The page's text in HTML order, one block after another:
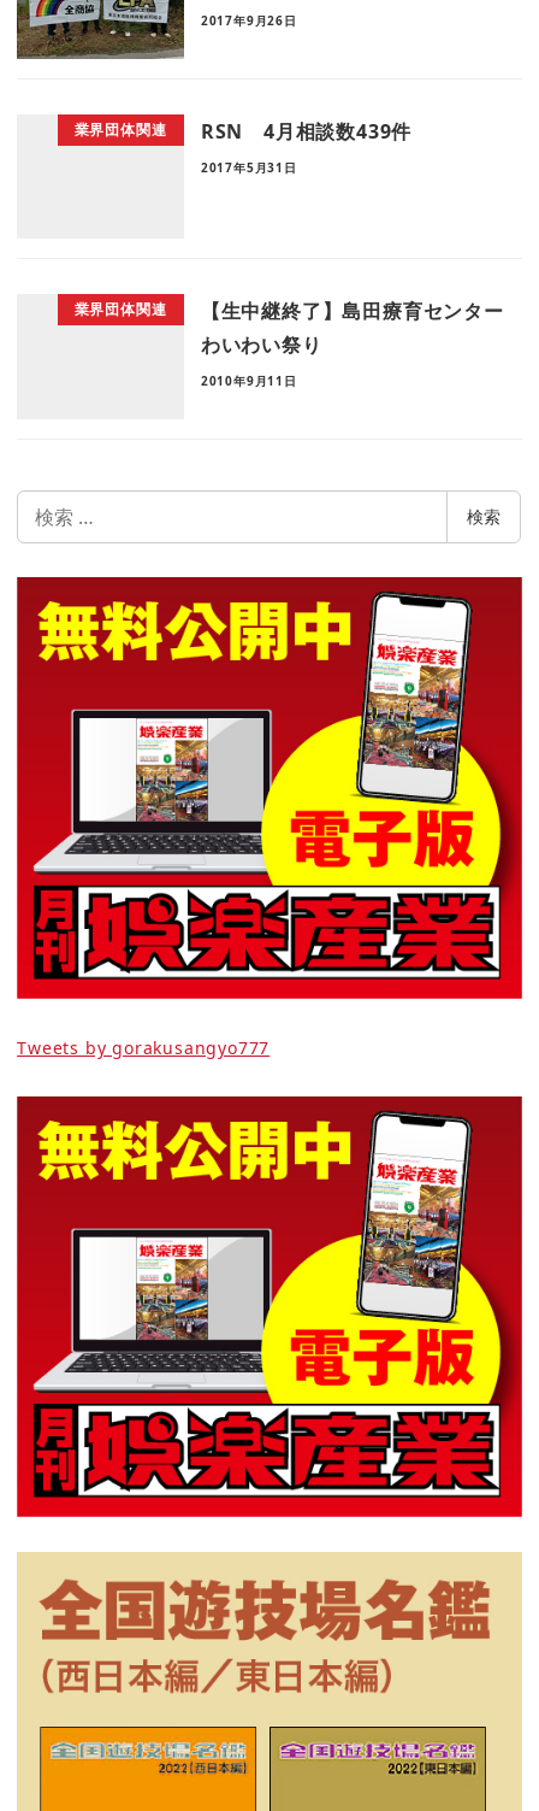
2017年9月26日
業界団体関連 RSN 4月相談数439件
2017年5月31日
業界団体関連
【生中継終了】島田療育センター
わいわい祭り
2010年9月11日
索
検索
Tweets by gorakusangyo777